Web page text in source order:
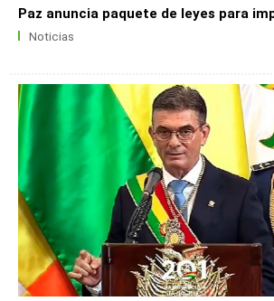
Paz anuncia paquete de leyes para
Noticias